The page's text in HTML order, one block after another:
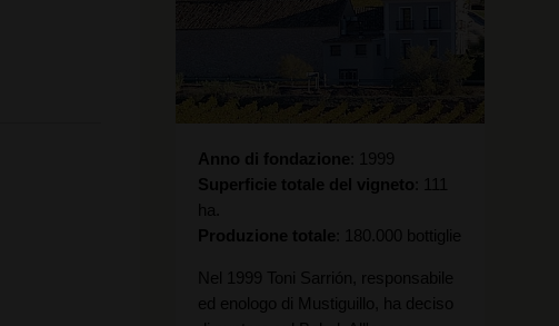
Anno di fondazione
1999
Superficie totale del vigneto
111
ha.
Produzione totale
180.000 bottiglie
Nel 1999 Toni Sarrión, responsabile
ed enologo di Mustiguillo, ha deciso